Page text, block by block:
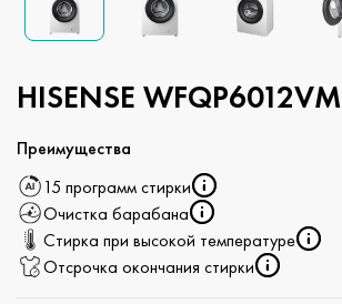
HISENSE WFQP6012VM
Преимущества
15 программ стирки
Очистка барабана
Стирка при высокой температуре
Отсрочка окончания стирки